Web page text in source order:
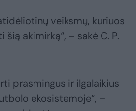
veiksmų, kuriuos
akimirką“, – sakė C. P.
prasmingus ir ilgalaikius
ekosistemoje“, –